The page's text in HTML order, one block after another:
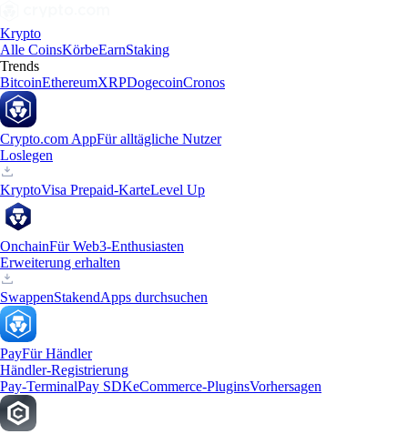
Krypto
Alle CoinsKörbeEarnStaking
Trends
BitcoinEthereumXRPDogecoinCronos
Crypto.com AppFür alltägliche Nutzer
Loslegen
KryptoVisa Prepaid-KarteLevel Up
OnchainFür Web3-Enthusiasten
Erweiterung erhalten
SwappenStakendApps durchsuchen
PayFür Händler
Händler-Registrierung
Pay-TerminalPay SDKeCommerce-PluginsVorhersagen